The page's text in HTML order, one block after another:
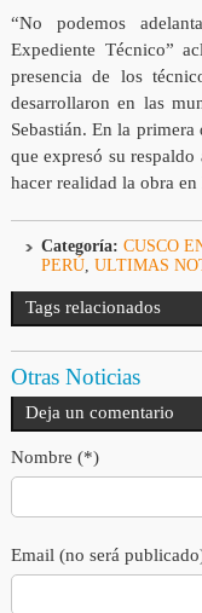
“No podemos
Expediente Técnico”
presencia de los
desarrollaron en las
Sebastián. En la
que expresó su
hacer realidad la obra
Categoría: CUSCO
PERÚ, ULTIMAS
Tags relacionados
Otras Noticias
Deja un comentario
Nombre (*)
Email (no será